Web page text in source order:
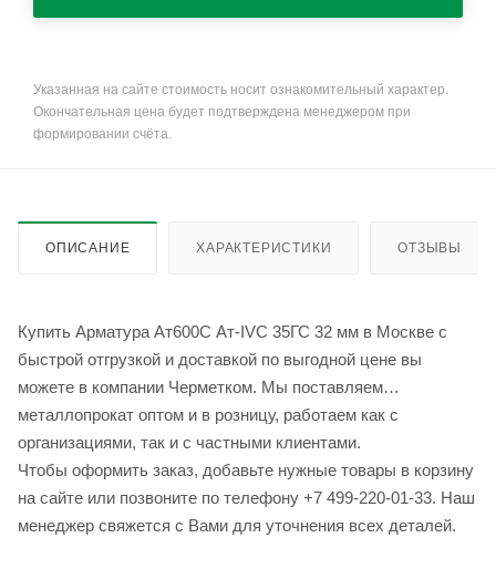
Указанная на сайте стоимость носит ознакомительный характер.
Окончательная цена будет подтверждена менеджером при
формировании счёта.
ОПИСАНИЕ ХАРАКТЕРИСТИКИ ОТЗЫВЫ
Купить Арматура Ат600С Ат-IVС 35ГС 32 мм в Москве с
быстрой отгрузкой и доставкой по выгодной цене вы
можете в компании Черметком. Мы поставляем
металлопрокат оптом и в розницу, работаем как с
организациями, так и с частными клиентами.
Чтобы оформить заказ, добавьте нужные товары в корзину
на сайте или позвоните по телефону +7 499-220-01-33. Наш
менеджер свяжется с Вами для уточнения всех деталей.